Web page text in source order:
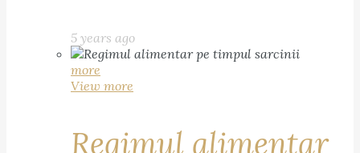
5 years ago
more
View more
Regimul alimentar